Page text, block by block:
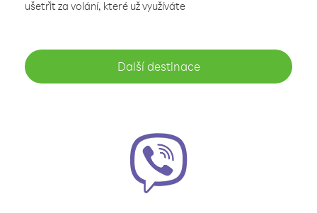
ušetřit za volání, které už využíváte
Další destinace